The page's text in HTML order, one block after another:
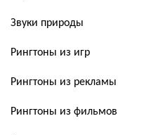
Звуки природы
Рингтоны из игр
Рингтоны из рекламы
Рингтоны из фильмов